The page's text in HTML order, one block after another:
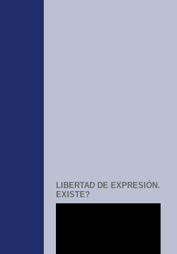
LIBERTAD DE EXPRESIÓN.
EXISTE?